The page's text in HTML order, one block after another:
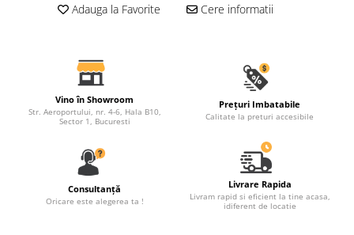
Rozete de interior
Cadru de arc
Șeminee decorative
Console de interior
Cadre de ușă
Ornamente de colț
Adauga la Favorite Cere informatii
Vino în Showroom
Str. Aeroportului, nr. 4-6, Hala B10,
Sector 1, Bucuresti
Prețuri Imbatabile
Calitate la preturi accesibile
Consultanță
Oricare este alegerea ta !
Livrare Rapida
Livram rapid si eficient la tine acasa,
idiferent de locatie